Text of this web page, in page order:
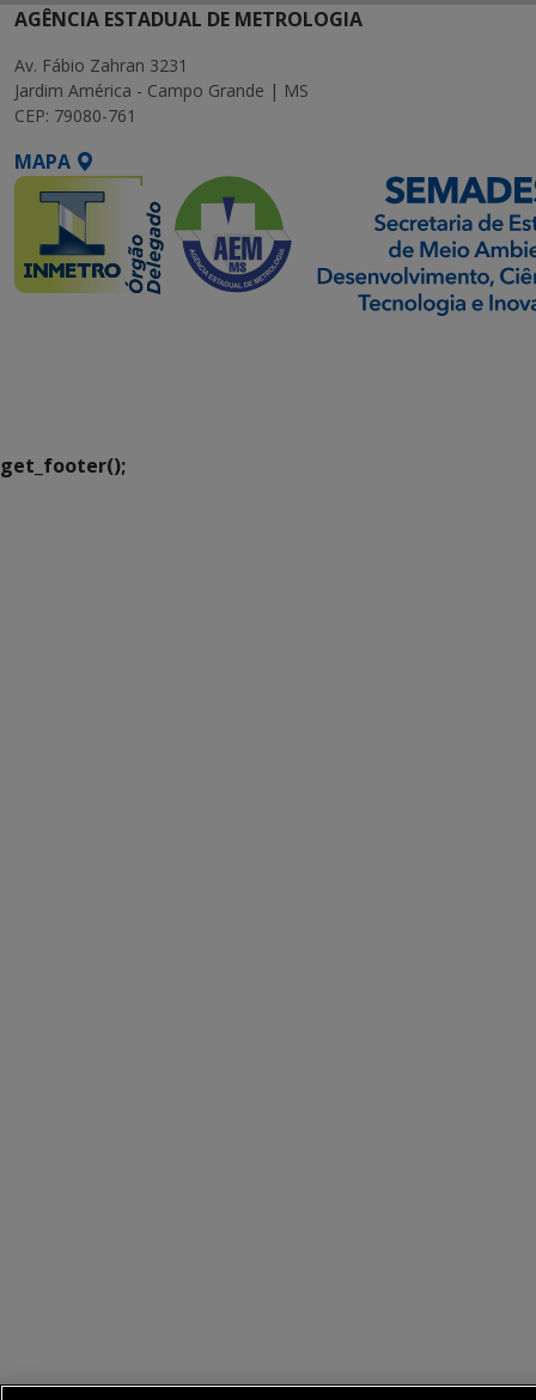
AGÊNCIA ESTADUAL DE METROLOGIA
Av. Fábio Zahran 3231
Jardim América - Campo Grande | MS
CEP: 79080-761
MAPA
get_footer();